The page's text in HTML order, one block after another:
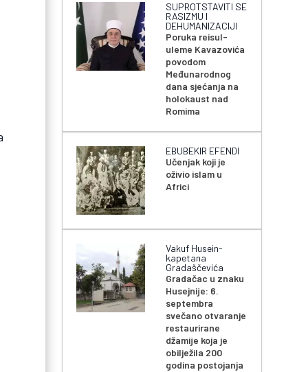
SUPROTSTAVITI SE
RASIZMU I
DEHUMANIZACIJI
Poruka reisul-
uleme Kavazovića
povodom
Međunarodnog
dana sjećanja na
holokaust nad
Romima
EBUBEKIR EFENDI
Učenjak koji je
oživio islam u
Africi
Vakuf Husein-
kapetana
Gradaščevića
Gradačac u znaku
Husejnije: 6.
septembra
svečano otvaranje
restaurirane
džamije koja je
obilježila 200
godina postojanja